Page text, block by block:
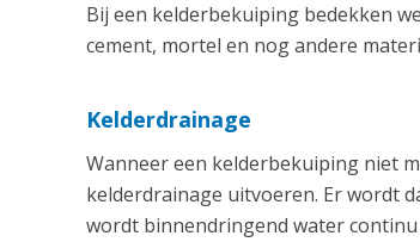
Bij een kelderbekuiping bedekken
cement, mortel en nog andere
Kelderdrainage
Wanneer een kelderbekuiping niet
kelderdrainage uitvoeren. Er wordt
wordt binnendringend water